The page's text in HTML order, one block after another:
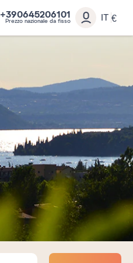
+390645206101
Prezzo nazionale da fisso IT €